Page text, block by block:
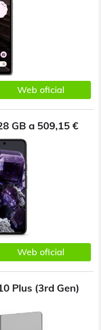
Web oficial
GB a 509,15 €
Web oficial
Plus (3rd Gen)